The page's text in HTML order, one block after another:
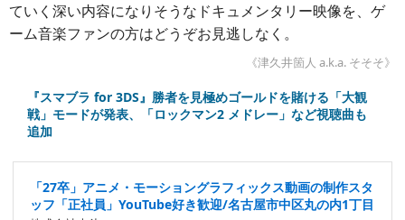
ていく深い内容になりそうなドキュメンタリー映像を、ゲ
ーム音楽ファンの方はどうぞお見逃しなく。
《津久井箇人 a.k.a. そそそ》
『スマブラ for 3DS』勝者を見極めゴールドを賭ける「大観
戦」モードが発表、「ロックマン2 メドレー」など視聴曲も
追加
「27卒」アニメ・モーショングラフィックス動画の制作スタ
ッフ「正社員」YouTube好き歓迎/名古屋市中区丸の内1丁目